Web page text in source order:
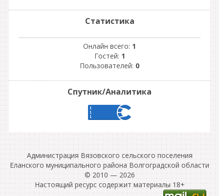
Статистика
Онлайн всего: 1
Гостей: 1
Пользователей: 0
Спутник/Аналитика
Администрация Вязовского сельского поселения
Еланского муниципального района Волгоградской области
© 2010 — 2026
Настоящий ресурс содержит материалы 18+